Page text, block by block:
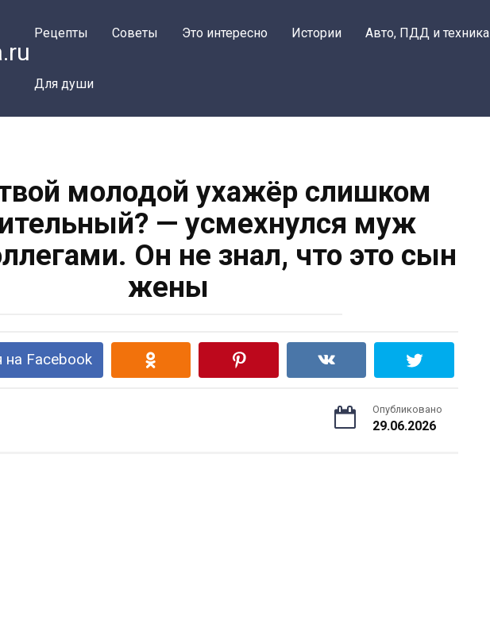
Рецепты Советы Это интересно Истории Авто, ПДД и техника
Для души
молодой ухажёр слишком
— усмехнулся муж
Он не знал, что это сын
жены
на Facebook
Опубликовано
29.06.2026